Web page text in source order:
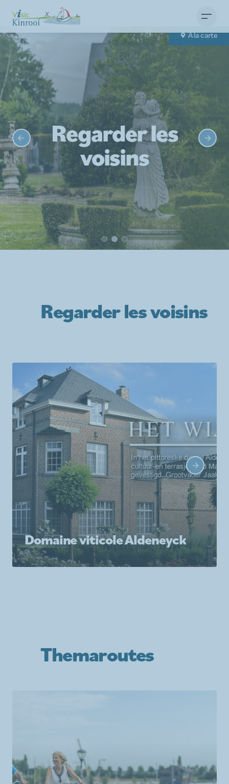
Regarder les
voisins
Ce qu'il y a au menu?
Domaine viticole Aldeneyck
À la carte
Regarder les voisins
Domaine viticole Aldeneyck
Themaroutes